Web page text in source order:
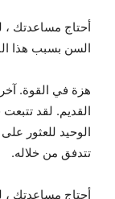
أحتاج مساعدتك
السن بسبب هذا
هزة في القوة.
القديم. لقد
الوحيد للعثور
تتدفق من خلاله.
أحتاج مساعدتك